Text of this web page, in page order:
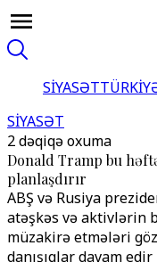
SİYASƏT
SİYASƏT
2 dəqiqə oxuma
Donald Tramp bu
planlaşdırır
ABŞ və Rusiya
atəşkəs və aktivlərin
müzakirə etmələri
danışıqlar davam edir